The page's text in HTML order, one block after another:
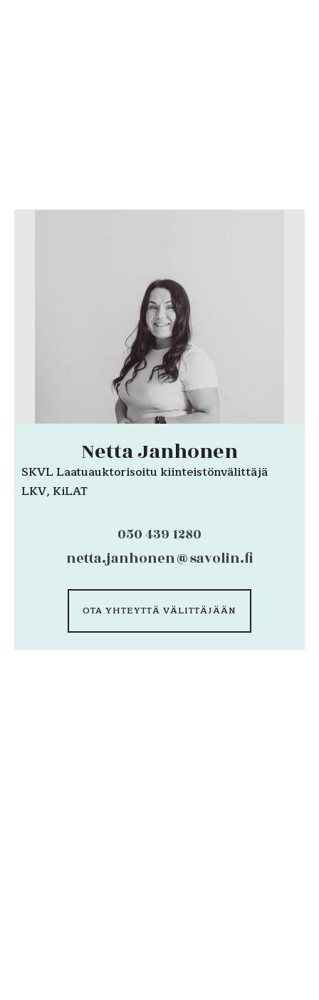
Netta Janhonen
SKVL Laatuauktorisoitu kiinteistönvälittäjä
LKV, KiLAT
050 439 1280
netta.janhonen@savolin.fi
OTA YHTEYTTÄ VÄLITTÄJÄÄN